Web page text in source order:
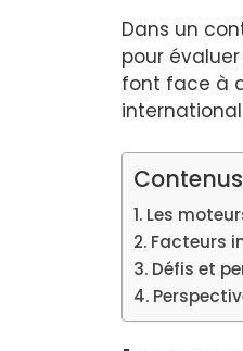
Dans un
pour
font face à
Contenus
Les
Facteurs
Défis et